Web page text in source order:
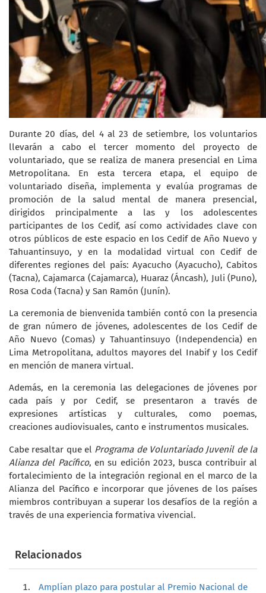
Durante 20 días, del 4 al 23 de setiembre, los voluntarios
llevarán a cabo el tercer momento del proyecto de
voluntariado, que se realiza de manera presencial en Lima
Metropolitana. En esta tercera etapa, el equipo de
voluntariado diseña, implementa y evalúa programas de
promoción de la salud mental de manera presencial,
dirigidos principalmente a las y los adolescentes
participantes de los Cedif, así como actividades clave con
otros públicos de este espacio en los Cedif de Año Nuevo y
Tahuantinsuyo, y en la modalidad virtual con Cedif de
diferentes regiones del país: Ayacucho (Ayacucho), Cabitos
(Tacna), Cajamarca (Cajamarca), Huaraz (Áncash), Juli (Puno),
Rosa Coda (Tacna) y San Ramón (Junín).
La ceremonia de bienvenida también contó con la presencia
de gran número de jóvenes, adolescentes de los Cedif de
Año Nuevo (Comas) y Tahuantinsuyo (Independencia) en
Lima Metropolitana, adultos mayores del Inabif y los Cedif
en mención de manera virtual.
Además, en la ceremonia las delegaciones de jóvenes por
cada país y por Cedif, se presentaron a través de
expresiones artísticas y culturales, como poemas,
creaciones audiovisuales, canto e instrumentos musicales.
Cabe resaltar que el Programa de Voluntariado Juvenil de la
Alianza del Pacífico, en su edición 2023, busca contribuir al
fortalecimiento de la integración regional en el marco de la
Alianza del Pacífico e incorporar que jóvenes de los países
miembros contribuyan a superar los desafíos de la región a
través de una experiencia formativa vivencial.
Relacionados
Amplían plazo para postular al Premio Nacional de